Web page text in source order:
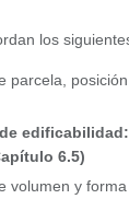
los
parcela,
6.5)
volumen y